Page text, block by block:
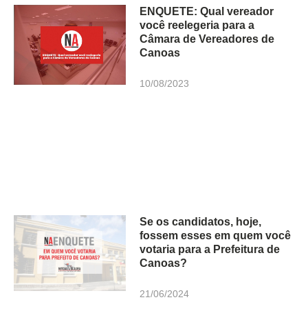
ENQUETE: Qual vereador
você reelegeria para a
Câmara de Vereadores de
Canoas
10/08/2023
Se os candidatos, hoje,
fossem esses em quem você
votaria para a Prefeitura de
Canoas?
21/06/2024